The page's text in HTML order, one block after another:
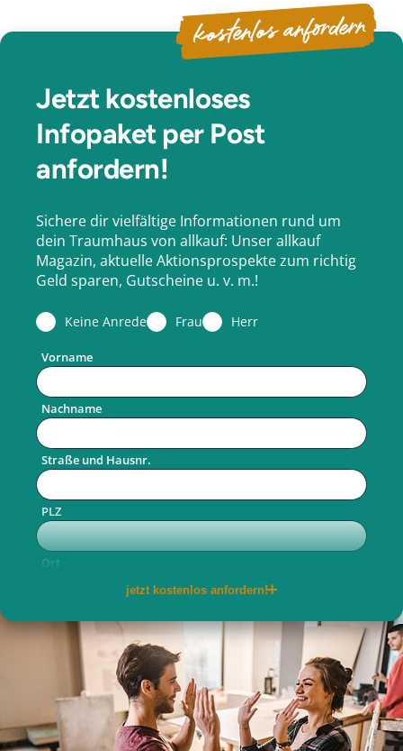
Jetzt kostenloses
Infopaket per Post
anfordern!
kostenlos anfordern
Sichere dir vielfältige Informationen rund um
dein Traumhaus von allkauf: Unser allkauf
Magazin, aktuelle Aktionsprospekte zum richtig
Geld sparen, Gutscheine u. v. m.!
Keine Anrede Frau Herr
Vorname
Nachname
Straße und Hausnr.
PLZ
Ort
per Post per E-Mail
jetzt kostenlos anfordern!